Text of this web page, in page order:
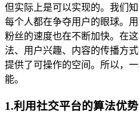
但实际上是可以实现的。我们
每个人都在争夺用户的眼球。
粉丝的速度也在不断加快。在
法、用户兴趣、内容的传播方
提供了可操作的空间。所以，
能。
1.利用社交平台的算法优势